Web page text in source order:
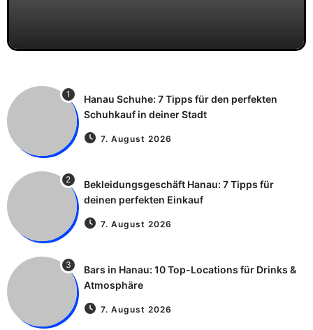
1
Hanau Schuhe: 7 Tipps für den perfekten
Schuhkauf in deiner Stadt
7. August 2026
2
Bekleidungsgeschäft Hanau: 7 Tipps für
deinen perfekten Einkauf
7. August 2026
3
Bars in Hanau: 10 Top-Locations für Drinks &
Atmosphäre
7. August 2026